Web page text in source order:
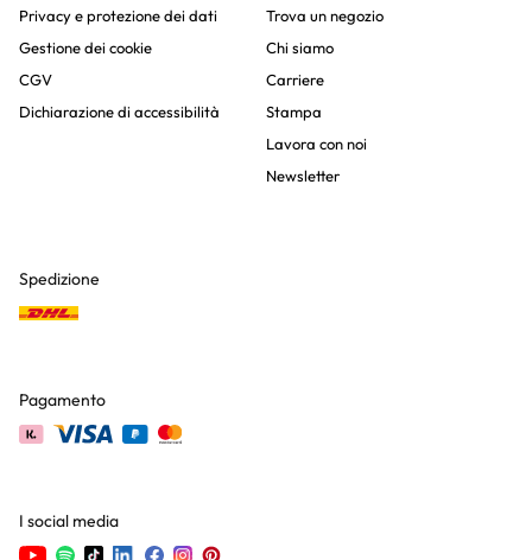
Privacy e protezione dei dati
Gestione dei cookie
CGV
Dichiarazione di accessibilità
Trova un negozio
Chi siamo
Carriere
Stampa
Lavora con noi
Newsletter
Spedizione
Pagamento
I social media